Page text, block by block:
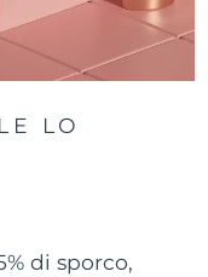
LO
di sporco,
stimata 17/08/2026
stimata
stimata09/08/2026